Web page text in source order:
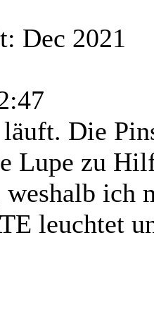
Dec 2021
Die
Lupe zu
weshalb
leuchtet